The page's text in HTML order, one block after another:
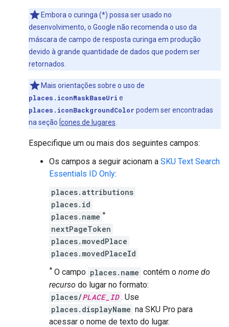
Embora o curinga (*) possa ser usado no
desenvolvimento, o Google não recomenda o uso da
máscara de campo de resposta curinga em produção
devido à grande quantidade de dados que podem ser
retornados.
Mais orientações sobre o uso de
places.iconMaskBaseUri e
places.iconBackgroundColor podem ser encontradas
na seção Ícones de lugares
Especifique um ou mais dos seguintes campos:
Os campos a seguir acionam a SKU Text Search
Essentials ID Only:
places.attributions
places.id
places.name *
nextPageToken
places.movedPlace
places.movedPlaceId
* O campo places.name contém o nome do
recurso do lugar no formato:
places/PLACE_ID . Use
places.displayName na SKU Pro para
acessar o nome de texto do lugar.